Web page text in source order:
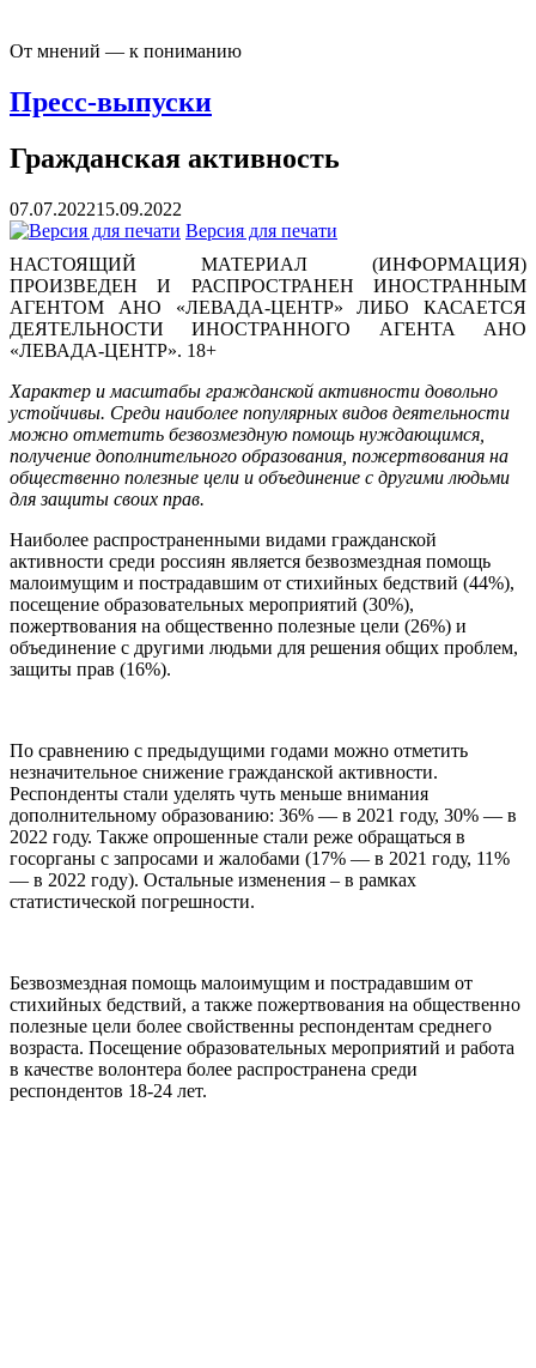
От мнений — к пониманию
Пресс-выпуски
Гражданская активность
07.07.202215.09.2022
Версия для печати
НАСТОЯЩИЙ МАТЕРИАЛ (ИНФОРМАЦИЯ)
ПРОИЗВЕДЕН И РАСПРОСТРАНЕН ИНОСТРАННЫМ
АГЕНТОМ АНО «ЛЕВАДА-ЦЕНТР» ЛИБО КАСАЕТСЯ
ДЕЯТЕЛЬНОСТИ ИНОСТРАННОГО АГЕНТА АНО
«ЛЕВАДА-ЦЕНТР». 18+
Характер и масштабы гражданской активности довольно
устойчивы. Среди наиболее популярных видов деятельности
можно отметить безвозмездную помощь нуждающимся,
получение дополнительного образования, пожертвования на
общественно полезные цели и объединение с другими людьми
для защиты своих прав.
Наиболее распространенными видами гражданской
активности среди россиян является безвозмездная помощь
малоимущим и пострадавшим от стихийных бедствий (44%),
посещение образовательных мероприятий (30%),
пожертвования на общественно полезные цели (26%) и
объединение с другими людьми для решения общих проблем,
защиты прав (16%).
По сравнению с предыдущими годами можно отметить
незначительное снижение гражданской активности.
Респонденты стали уделять чуть меньше внимания
дополнительному образованию: 36% — в 2021 году, 30% — в
2022 году. Также опрошенные стали реже обращаться в
госорганы с запросами и жалобами (17% — в 2021 году, 11%
— в 2022 году). Остальные изменения – в рамках
статистической погрешности.
Безвозмездная помощь малоимущим и пострадавшим от
стихийных бедствий, а также пожертвования на общественно
полезные цели более свойственны респондентам среднего
возраста. Посещение образовательных мероприятий и работа
в качестве волонтера более распространена среди
респондентов 18-24 лет.